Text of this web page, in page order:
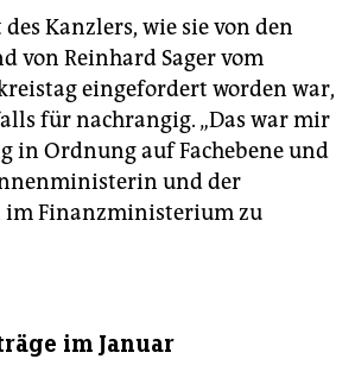
Kanzlers, wie sie von den
von Reinhard Sager vom
eingefordert worden war,
für nachrangig. „Das war mir
in Ordnung auf Fachebene und
und der
im Finanzministerium zu
im Januar